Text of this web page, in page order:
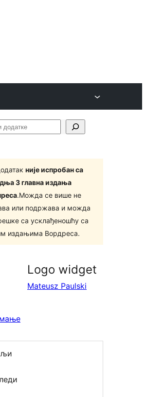
није испробан са
3 главна издања
.Можда се више не
или подржава и можда
са усклађеношћу са
издањима Вордреса.
Logo widget
Mateusz Paulski